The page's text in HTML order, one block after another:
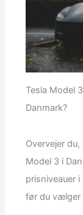
Tesla Model
Danmark?
Overvejer
Model 3 i
prisniveauer
før du vælger